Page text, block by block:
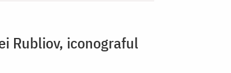
Rubliov, iconograful